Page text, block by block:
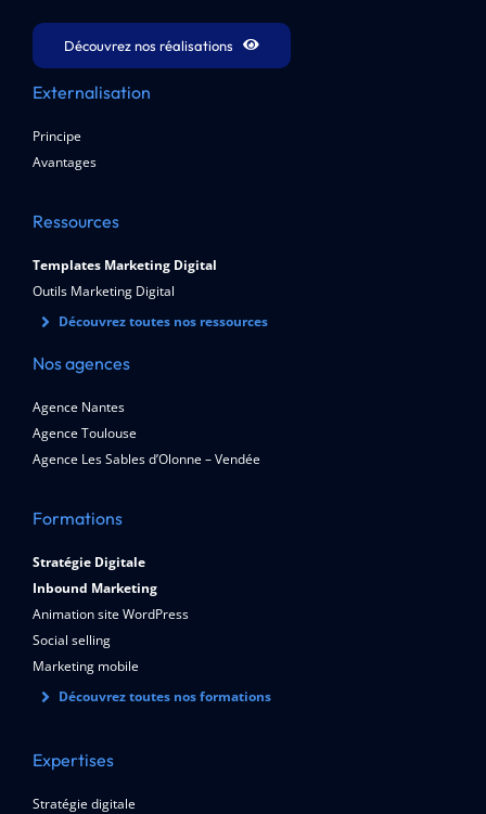
Découvrez nos réalisations
Externalisation
Principe
Avantages
Ressources
Templates Marketing Digital
Outils Marketing Digital
Découvrez toutes nos ressources
Nos agences
Agence Nantes
Agence Toulouse
Agence Les Sables d’Olonne – Vendée
Formations
Stratégie Digitale
Inbound Marketing
Animation site WordPress
Social selling
Marketing mobile
Découvrez toutes nos formations
Expertises
Stratégie digitale